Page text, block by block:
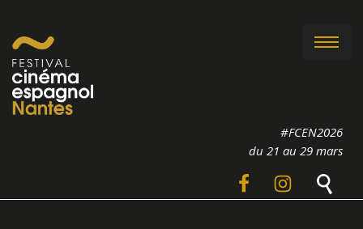
#FCEN2026
du 21 au 29 mars